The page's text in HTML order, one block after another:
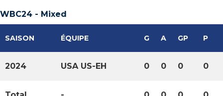
WBC24 - Mixed
SAISON ÉQUIPE G A GP P
2024 USA US-EH 0 0 0 0